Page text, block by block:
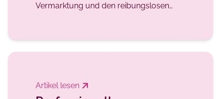
Vermarktung und den reibungslosen
Wertermittlungen können aus der
schönsten Immobilie einen echten
Artikel lesen